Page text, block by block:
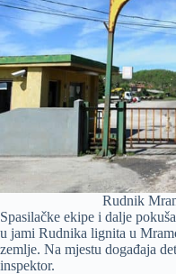
Rudnik
Spasilačke ekipe i dalje
u jami Rudnika lignita u
zemlje. Na mjestu događaja
inspektor.